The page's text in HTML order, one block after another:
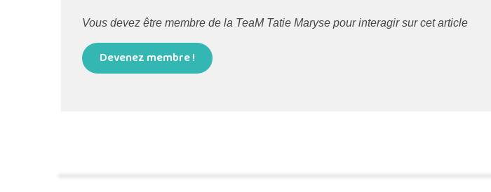
Vous devez être membre de la TeaM Tatie Maryse pour interagir sur cet article
Devenez membre !